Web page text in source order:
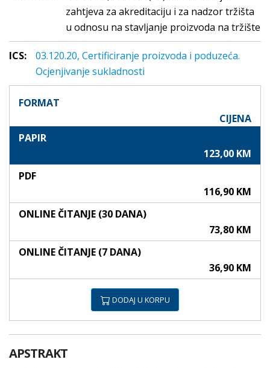
zahtjeva za akreditaciju i za nadzor tržišta
u odnosu na stavljanje proizvoda na tržište
ICS:
03.120.20, Certificiranje proizvoda i poduzeća.
Ocjenjivanje sukladnosti
FORMAT
CIJENA
PAPIR
123,00 KM
PDF
116,90 KM
ONLINE ČITANJE (30 DANA)
73,80 KM
ONLINE ČITANJE (7 DANA)
36,90 KM
DODAJ U KORPU
APSTRAKT